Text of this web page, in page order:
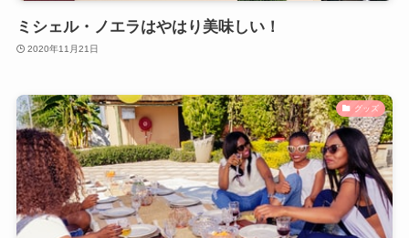
ミシェル・ノエラはやはり美味しい！
2020年11月21日
グッズ